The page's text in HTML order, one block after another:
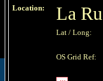
Location: La
Lat / Long:
OS Grid Ref: